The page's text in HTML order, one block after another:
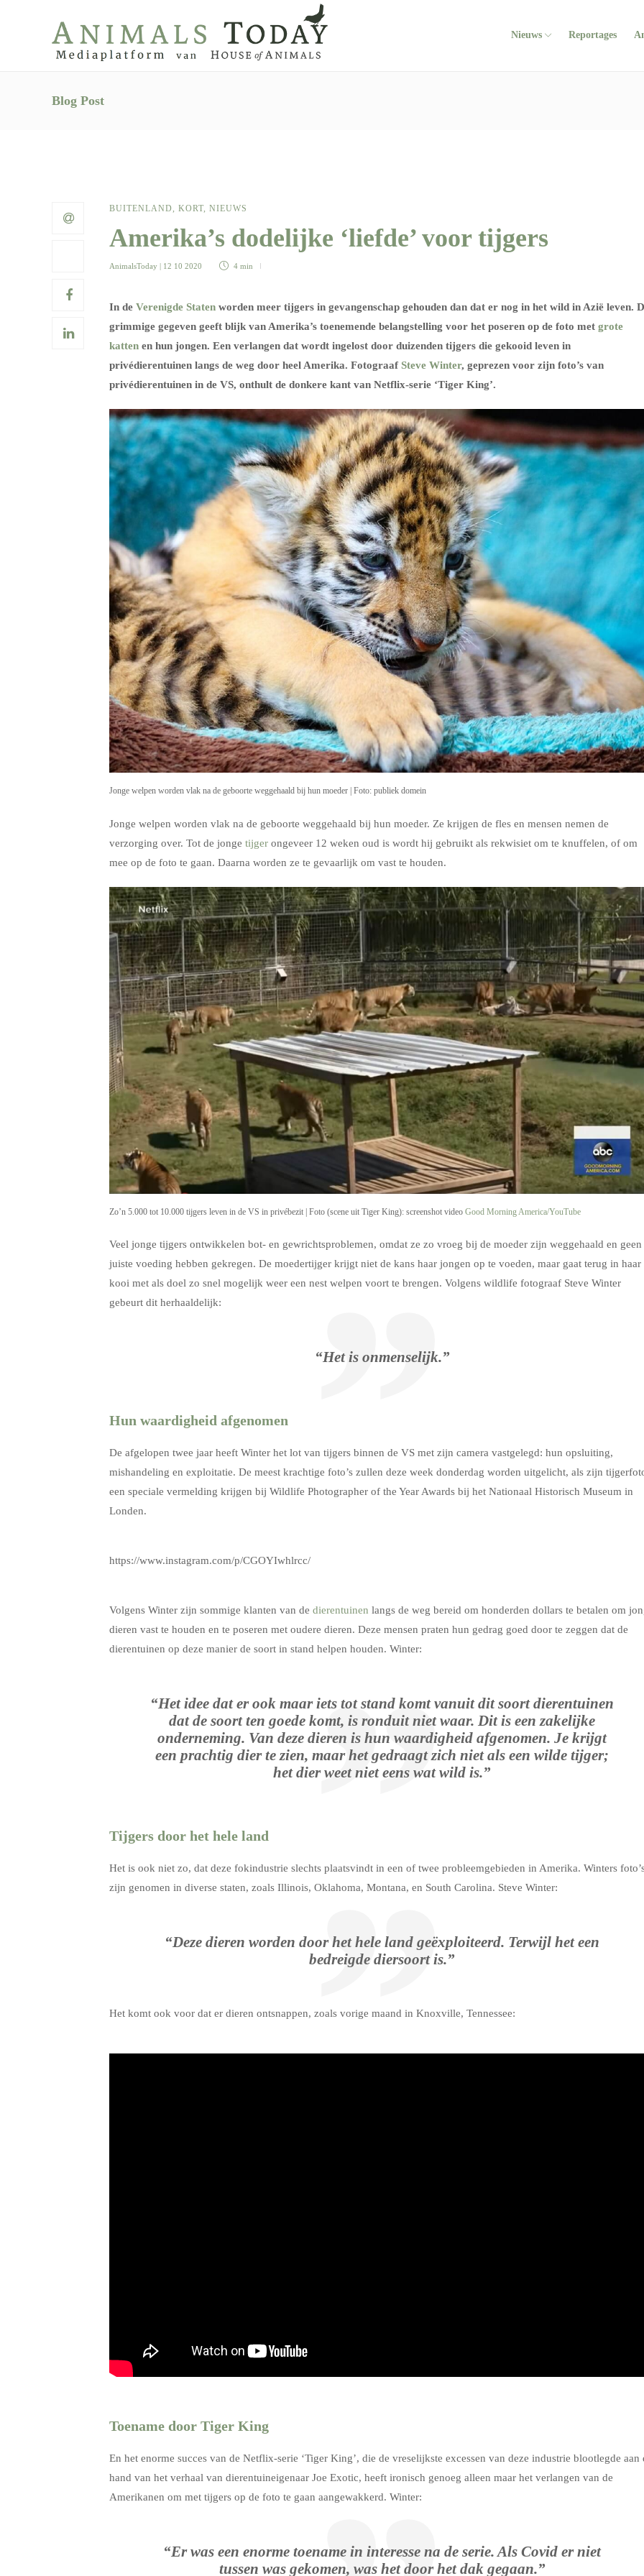
Nieuws Reportages
Blog Post
BUITENLAND, KORT, NIEUWS
Amerika’s dodelijke ‘liefde’ voor tijgers
AnimalsToday | 12 10 2020 4 min
In de Verenigde Staten worden meer tijgers in gevangenschap gehouden dan dat er nog in het wild in Azië leven.
grimmige gegeven geeft blijk van Amerika’s toenemende belangstelling voor het poseren op de foto met grote
katten en hun jongen. Een verlangen dat wordt ingelost door duizenden tijgers die gekooid leven in
privédierentuinen langs de weg door heel Amerika. Fotograaf Steve Winter, geprezen voor zijn foto’s van
privédierentuinen in de VS, onthult de donkere kant van Netflix-serie ‘Tiger King’.
Jonge welpen worden vlak na de geboorte weggehaald bij hun moeder | Foto: publiek domein
Jonge welpen worden vlak na de geboorte weggehaald bij hun moeder. Ze krijgen de fles en mensen nemen de
verzorging over. Tot de jonge tijger ongeveer 12 weken oud is wordt hij gebruikt als rekwisiet om te knuffelen, of om
mee op de foto te gaan. Daarna worden ze te gevaarlijk om vast te houden.
Zo’n 5.000 tot 10.000 tijgers leven in de VS in privébezit | Foto (scene uit Tiger King): screenshot video Good Morning America/YouTube
Veel jonge tijgers ontwikkelen bot- en gewrichtsproblemen, omdat ze zo vroeg bij de moeder zijn weggehaald en geen
juiste voeding hebben gekregen. De moedertijger krijgt niet de kans haar jongen op te voeden, maar gaat terug in haar
kooi met als doel zo snel mogelijk weer een nest welpen voort te brengen. Volgens wildlife fotograaf Steve Winter
gebeurt dit herhaaldelijk:
“Het is onmenselijk.”
Hun waardigheid afgenomen
De afgelopen twee jaar heeft Winter het lot van tijgers binnen de VS met zijn camera vastgelegd: hun opsluiting,
mishandeling en exploitatie. De meest krachtige foto’s zullen deze week donderdag worden uitgelicht, als zijn
een speciale vermelding krijgen bij Wildlife Photographer of the Year Awards bij het Nationaal Historisch Museum in
Londen.
https://www.instagram.com/p/CGOYIwhlrcc/
Volgens Winter zijn sommige klanten van de dierentuinen langs de weg bereid om honderden dollars te betalen om
dieren vast te houden en te poseren met oudere dieren. Deze mensen praten hun gedrag goed door te zeggen dat de
dierentuinen op deze manier de soort in stand helpen houden. Winter:
“Het idee dat er ook maar iets tot stand komt vanuit dit soort dierentuinen
dat de soort ten goede komt, is ronduit niet waar. Dit is een zakelijke
onderneming. Van deze dieren is hun waardigheid afgenomen. Je krijgt
een prachtig dier te zien, maar het gedraagt zich niet als een wilde tijger;
het dier weet niet eens wat wild is.”
Tijgers door het hele land
Het is ook niet zo, dat deze fokindustrie slechts plaatsvindt in een of twee probleemgebieden in Amerika. Winters
zijn genomen in diverse staten, zoals Illinois, Oklahoma, Montana, en South Carolina. Steve Winter:
“Deze dieren worden door het hele land geëxploiteerd. Terwijl het een
bedreigde diersoort is.”
Het komt ook voor dat er dieren ontsnappen, zoals vorige maand in Knoxville, Tennessee:
Toename door Tiger King
En het enorme succes van de Netflix-serie ‘Tiger King’, die de vreselijkste excessen van deze industrie blootlegde aan
hand van het verhaal van dierentuineigenaar Joe Exotic, heeft ironisch genoeg alleen maar het verlangen van de
Amerikanen om met tijgers op de foto te gaan aangewakkerd. Winter:
“Er was een enorme toename in interesse na de serie. Als Covid er niet
tussen was gekomen, was het door het dak gegaan.”